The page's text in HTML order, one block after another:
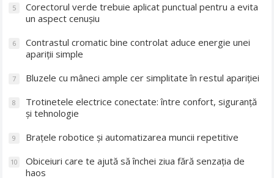
5
Corectorul verde trebuie aplicat punctual pentru a evita
un aspect cenușiu
6
Contrastul cromatic bine controlat aduce energie unei
apariții simple
7 Bluzele cu mâneci ample cer simplitate în restul apariției
8
Trotinetele electrice conectate: între confort, siguranță
și tehnologie
9 Brațele robotice și automatizarea muncii repetitive
10
Obiceiuri care te ajută să închei ziua fără senzația de
haos